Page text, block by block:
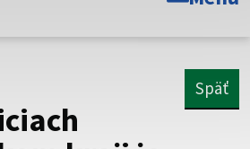
stránka Prešovského
Späť